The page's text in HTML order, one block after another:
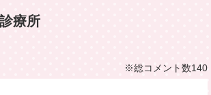
療所
※総コメント数140